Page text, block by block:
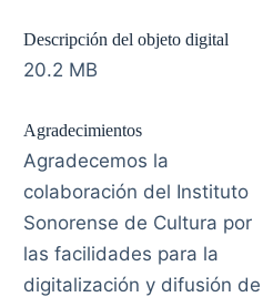
Descripción del objeto digital
20.2 MB
Agradecimientos
Agradecemos la
colaboración del Instituto
Sonorense de Cultura por
las facilidades para la
digitalización y difusión de